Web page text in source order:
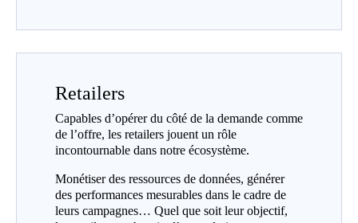
Retailers
Capables d’opérer du côté de la demande comme
de l’offre, les retailers jouent un rôle
incontournable dans notre écosystème.
Monétiser des ressources de données, générer
des performances mesurables dans le cadre de
leurs campagnes… Quel que soit leur objectif,